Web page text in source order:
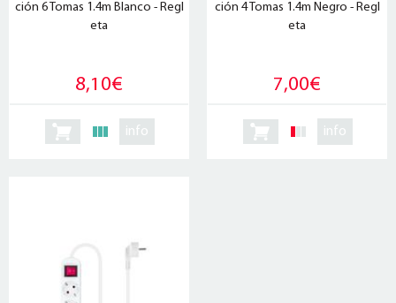
ción 6 Tomas 1.4m Blanco - Regl
eta
8,10€
info
ción 4 Tomas 1.4m Negro - Regl
eta
7,00€
info